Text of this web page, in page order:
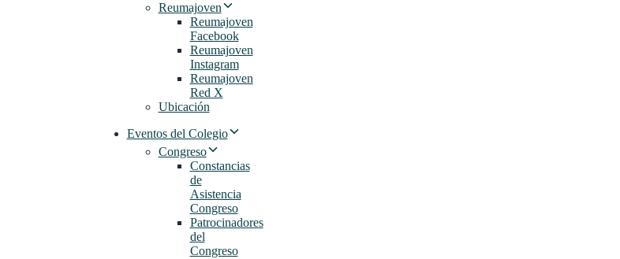
Reumajoven
Reumajoven
Facebook
Reumajoven
Instagram
Reumajoven
Red X
Ubicación
Eventos del Colegio
Congreso
Constancias
de
Asistencia
Congreso
Patrocinadores
del
Congreso